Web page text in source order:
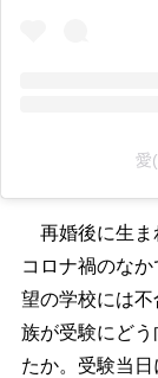
愛
再婚後に生ま
コロナ禍のな
望の学校には
族が受験にど
たか。受験当